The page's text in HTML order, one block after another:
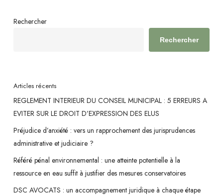
Rechercher
Rechercher
Articles récents
REGLEMENT INTERIEUR DU CONSEIL MUNICIPAL : 5 ERREURS A
EVITER SUR LE DROIT D’EXPRESSION DES ELUS
Préjudice d’anxiété : vers un rapprochement des jurisprudences
administrative et judiciaire ?
Référé pénal environnemental : une atteinte potentielle à la
ressource en eau suffit à justifier des mesures conservatoires
DSC AVOCATS : un accompagnement juridique à chaque étape